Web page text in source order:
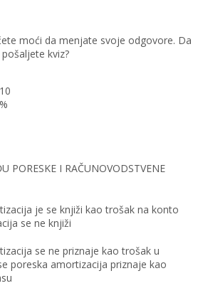
moći da menjate svoje odgovore. Da
kviz?
10
PORESKE I RAČUNOVODSTVENE
je se knjiži kao trošak na konto
se ne knjiži
se ne priznaje kao trošak u
poreska amortizacija priznaje kao